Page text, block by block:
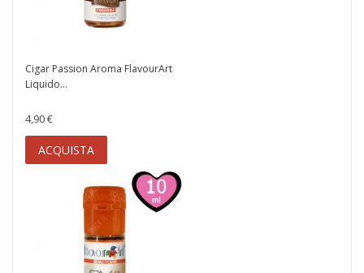
Cigar Passion Aroma FlavourArt
Liquido...
4,90 €
ACQUISTA